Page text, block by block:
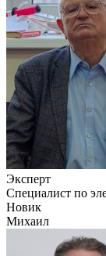
Эксперт
Специалист по
Новик
Михаил